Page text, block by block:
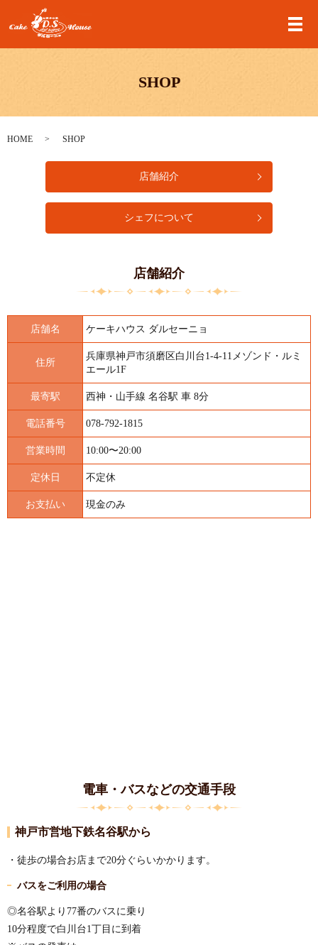
メ
SHOP
HOME SHOP
店舗紹介
シェフについて
店舗紹介
店舗名 ケーキハウス ダルセーニョ
住所
兵庫県神戸市須磨区白川台1-4-11メゾンド・ルミ
エール1F
最寄駅 西神・山手線 名谷駅 車 8分
電話番号 078-792-1815
営業時間 10:00〜20:00
定休日 不定休
お支払い 現金のみ
電車・バスなどの交通手段
神戸市営地下鉄名谷駅から
・徒歩の場合お店まで20分ぐらいかかります。
バスをご利用の場合
◎名谷駅より77番のバスに乗り
10分程度で白川台1丁目に到着